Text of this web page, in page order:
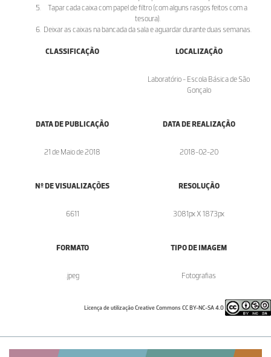
Tapar cada caixa com papel de filtro (com alguns rasgos feitos com a
tesoura).
Deixar as caixas na bancada da sala e aguardar durante duas semanas.
CLASSIFICAÇÃO LOCALIZAÇÃO
Laboratório - Escola Básica de São
Gonçalo
DATA DE PUBLICAÇÃO
21 de Maio de 2018
DATA DE REALIZAÇÃO
2018-02-20
Nº DE VISUALIZAÇÕES
6611
RESOLUÇÃO
3081px X 1873px
FORMATO
.jpeg
TIPO DE IMAGEM
Fotografias
Licença de utilização Creative Commons CC BY-NC-SA 4.0